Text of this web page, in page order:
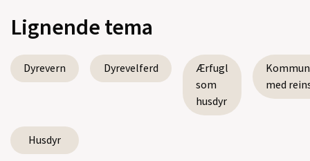
Lignende tema
Dyrevern Dyrevelferd
Ærfugl
som
husdyr
med
Husdyr